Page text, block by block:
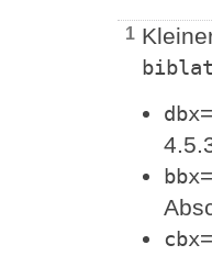
1
dbx
bbx
cbx